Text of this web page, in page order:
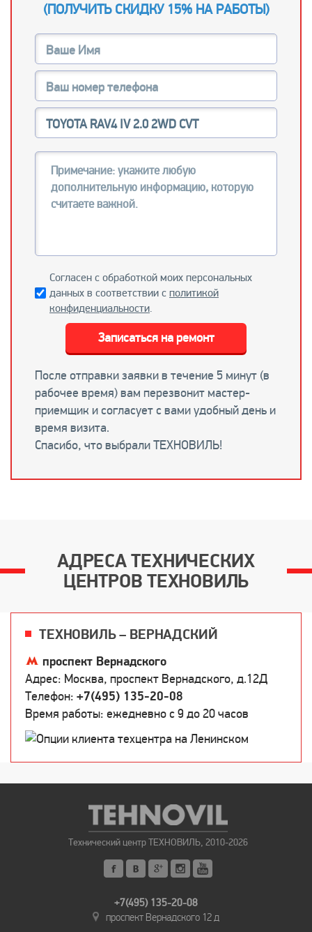
(ПОЛУЧИТЬ СКИДКУ 15% НА РАБОТЫ)
Согласен с обработкой моих персональных
данных в соответствии с политикой
конфиденциальности.
После отправки заявки в течение 5 минут (в
рабочее время) вам перезвонит мастер-
приемщик и согласует с вами удобный день и
время визита.
Спасибо, что выбрали ТЕХНОВИЛЬ!
Записаться на ремонт
АДРЕСА ТЕХНИЧЕСКИХ
ЦЕНТРОВ ТЕХНОВИЛЬ
ТЕХНОВИЛЬ – ВЕРНАДСКИЙ
проспект Вернадского
Адрес: Москва, проспект Вернадского, д.12Д
Телефон: +7(495) 135-20-08
Время работы: ежедневно c 9 до 20 часов
Технический центр ТЕХНОВИЛЬ, 2010-2026
+7(495) 135-20-08
проспект Вернадского 12 д